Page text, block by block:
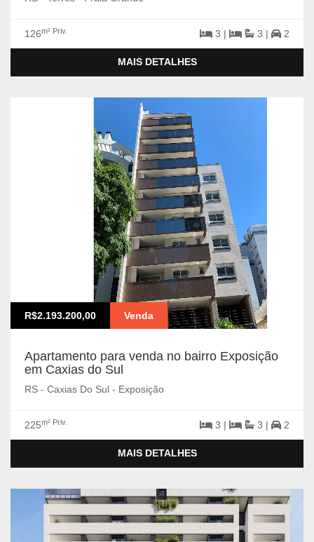
126m² Priv. 3 | 3 | 2
MAIS DETALHES
R$2.193.200,00 Venda
Apartamento para venda no bairro Exposição
em Caxias do Sul
RS - Caxias Do Sul - Exposição
225m² Priv. 3 | 3 | 2
MAIS DETALHES